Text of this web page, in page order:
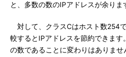
と、多数の数のIPアドレスが余りま
対して、クラスCはホスト数254
較するとIPアドレスを節約できま
の数であることに変わりはありま